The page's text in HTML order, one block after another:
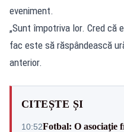
eveniment.
„Sunt împotriva lor. Cred că
fac este să răspândească
anterior.
CITEȘTE ȘI
10:52Fotbal: O asociaţie